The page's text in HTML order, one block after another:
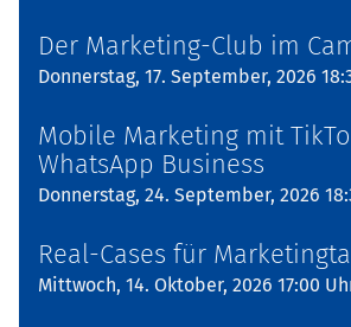
Der Marketing-Club im
Donnerstag, 17. September, 2026
Mobile Marketing mit
WhatsApp Business
Donnerstag, 24. September, 2026
Real-Cases für
Mittwoch, 14. Oktober, 2026 17:00